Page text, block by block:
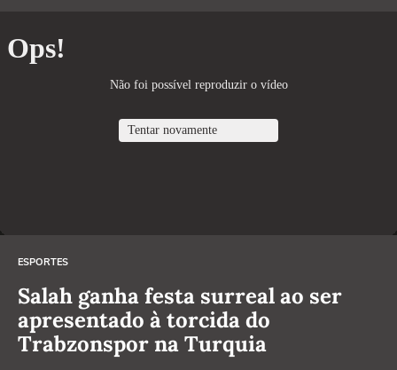
ESPORTES
Salah ganha festa surreal ao ser
apresentado à torcida do
Trabzonspor na Turquia